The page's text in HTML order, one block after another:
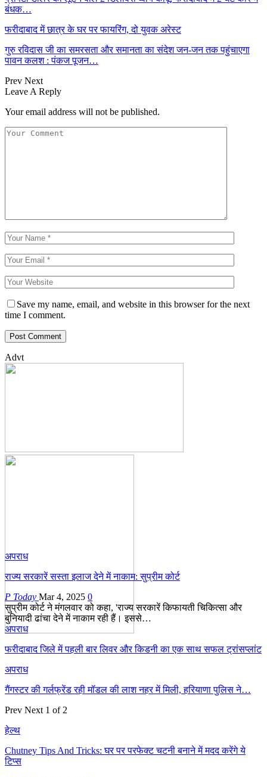
बंधक…
फरीदाबाद में छात्र के घर पर फायरिंग, दो युवक अरेस्ट
गुरु रविदास जी का समरसता और समानता का संदेश जन-जन तक पहुंचाएगा
पावन कलश : पंकज पूजन…
Prev Next
Leave A Reply
Your email address will not be published.
Save my name, email, and website in this browser for the next
time I comment.
Advt
अपराध
राज्य सरकारें सस्ता इलाज देने में नाकाम: सुप्रीम कोर्ट
P Today Mar 4, 2025 0
सुप्रीम कोर्ट ने मंगलवार को कहा, 'राज्य सरकारें किफायती चिकित्सा और
बुनियादी ढांचा देने में नाकाम रही हैं। इससे…
अपराध
फरीदाबाद जिले में पहली बार लिवर और किडनी का एक साथ सफल ट्रांसप्लांट
अपराध
गैंगस्टर की गर्लफ्रेंड रही मॉडल की लाश नहर में मिली, हरियाणा पुलिस ने…
Prev Next 1 of 2
हेल्थ
Chutney Tips And Tricks: घर पर परफेक्ट चटनी बनाने में मदद करेंगे ये
टिप्स